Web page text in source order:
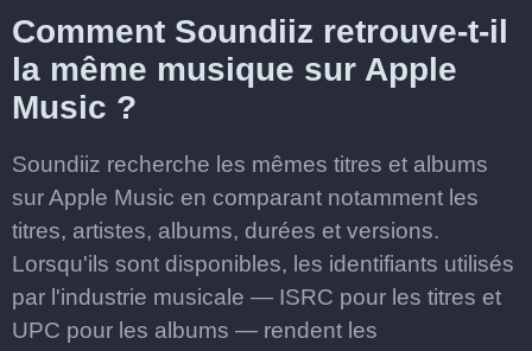
Comment Soundiiz retrouve-t-il
la même musique sur Apple
Music ?
Soundiiz recherche les mêmes titres et albums
sur Apple Music en comparant notamment les
titres, artistes, albums, durées et versions.
Lorsqu'ils sont disponibles, les identifiants utilisés
par l'industrie musicale — ISRC pour les titres et
UPC pour les albums — rendent les